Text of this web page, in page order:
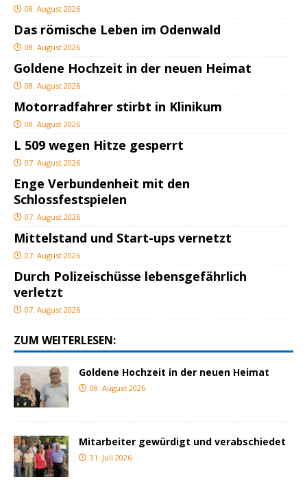
08. August 2026
Das römische Leben im Odenwald
08. August 2026
Goldene Hochzeit in der neuen Heimat
08. August 2026
Motorradfahrer stirbt in Klinikum
08. August 2026
L 509 wegen Hitze gesperrt
07. August 2026
Enge Verbundenheit mit den
Schlossfestspielen
07. August 2026
Mittelstand und Start-ups vernetzt
07. August 2026
Durch Polizeischüsse lebensgefährlich
verletzt
07. August 2026
ZUM WEITERLESEN:
Goldene Hochzeit in der neuen Heimat
08. August 2026
Mitarbeiter gewürdigt und verabschiedet
31. Juli 2026